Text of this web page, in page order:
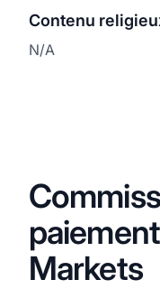
Contenu
N/A
Markets